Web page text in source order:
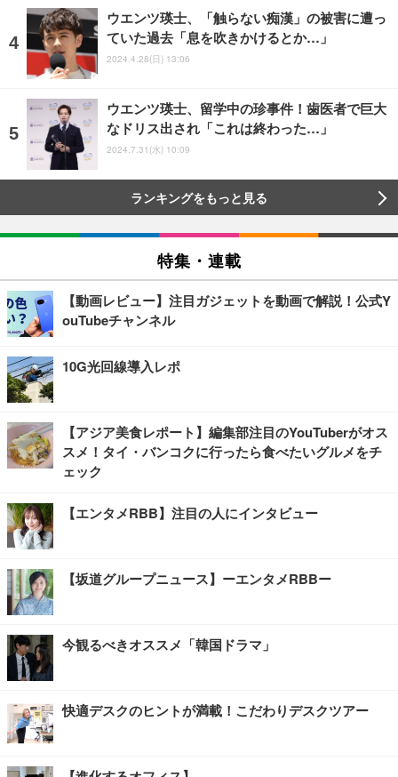
ウエンツ瑛士、「触らない痴漢」の被害に遭っ
ていた過去「息を吹きかけるとか…」
2024.4.28(日) 13:06
ウエンツ瑛士、留学中の珍事件！歯医者で巨大
なドリス出され「これは終わった…」
2024.7.31(水) 10:09
ランキングをもっと見る
特集・連載
【動画レビュー】注目ガジェットを動画で解説！公式Y
ouTubeチャンネル
10G光回線導入レポ
【アジア美食レポート】編集部注目のYouTuberがオス
スメ！タイ・バンコクに行ったら食べたいグルメをチ
ェック
【エンタメRBB】注目の人にインタビュー
【坂道グループニュース】ーエンタメRBBー
今観るべきオススメ「韓国ドラマ」
快適デスクのヒントが満載！こだわりデスクツアー